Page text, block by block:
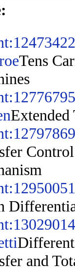
Tens
Extended
and